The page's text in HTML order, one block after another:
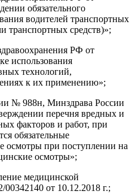
обязательного
водителей транспортных
транспортных средств)»;
РФ от
использования
технологий,
к их применению»;
№ 988н, Минздрава России
перечня вредных и
факторов и работ, при
обязательные
осмотры при поступлении на
осмотры»;
медицинской
от 10.12.2018 г.;